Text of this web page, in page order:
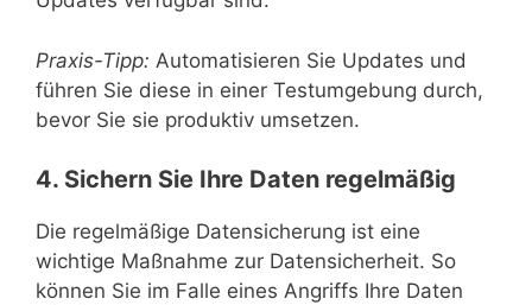
Praxis-Tipp: Automatisieren Sie Updates und
führen Sie diese in einer Testumgebung durch,
bevor Sie sie produktiv umsetzen.
4. Sichern Sie Ihre Daten regelmäßig
Die regelmäßige Datensicherung ist eine
wichtige Maßnahme zur Datensicherheit. So
können Sie im Falle eines Angriffs Ihre Daten